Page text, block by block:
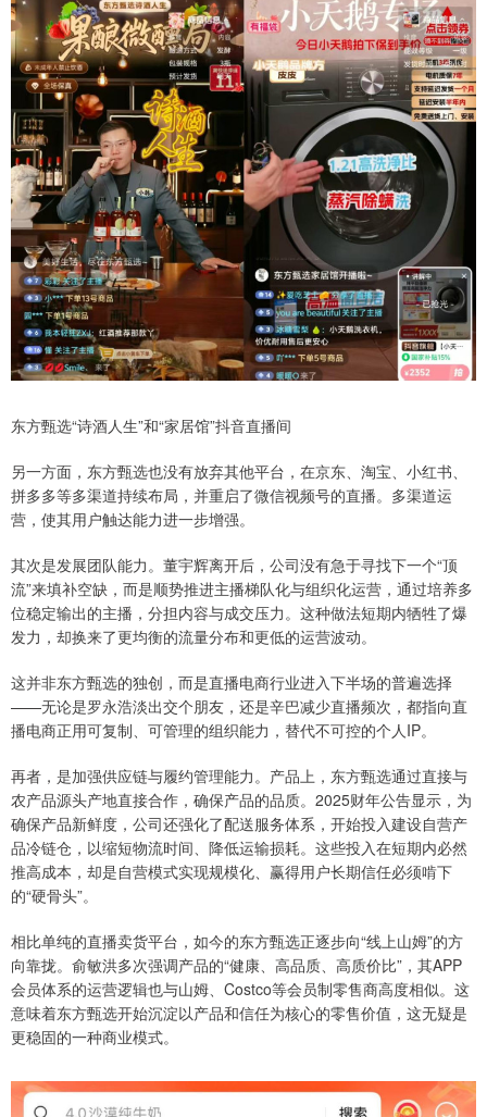
东方甄选“诗酒人生”和“家居馆”抖音直播间
另一方面，东方甄选也没有放弃其他平台，在京东、淘宝、小红书、
拼多多等多渠道持续布局，并重启了微信视频号的直播。多渠道运
营，使其用户触达能力进一步增强。
其次是发展团队能力。董宇辉离开后，公司没有急于寻找下一个“顶
流”来填补空缺，而是顺势推进主播梯队化与组织化运营，通过培养多
位稳定输出的主播，分担内容与成交压力。这种做法短期内牺牲了爆
发力，却换来了更均衡的流量分布和更低的运营波动。
这并非东方甄选的独创，而是直播电商行业进入下半场的普遍选择
——无论是罗永浩淡出交个朋友，还是辛巴减少直播频次，都指向直
播电商正用可复制、可管理的组织能力，替代不可控的个人IP。
再者，是加强供应链与履约管理能力。产品上，东方甄选通过直接与
农产品源头产地直接合作，确保产品的品质。2025财年公告显示，为
确保产品新鲜度，公司还强化了配送服务体系，开始投入建设自营产
品冷链仓，以缩短物流时间、降低运输损耗。这些投入在短期内必然
推高成本，却是自营模式实现规模化、赢得用户长期信任必须啃下
的“硬骨头”。
相比单纯的直播卖货平台，如今的东方甄选正逐步向“线上山姆”的方
向靠拢。俞敏洪多次强调产品的“健康、高品质、高质价比”，其APP
会员体系的运营逻辑也与山姆、Costco等会员制零售商高度相似。这
意味着东方甄选开始沉淀以产品和信任为核心的零售价值，这无疑是
更稳固的一种商业模式。